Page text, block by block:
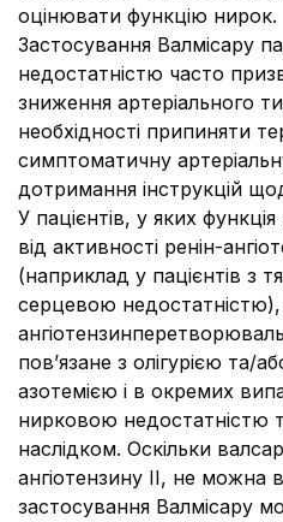
оцінювати функцію нирок.
Застосування Валмісару
недостатністю часто
зниження артеріального
необхідності припиняти
симптоматичну
дотримання інструкцій
У пацієнтів, у яких
від активності ренін-
(наприклад у пацієнтів з
серцевою недостатністю),
пов’язане з олігурією та/
азотемією і в окремих
нирковою недостатністю
наслідком. Оскільки
ангіотензину II, не можна
застосування Валмісару